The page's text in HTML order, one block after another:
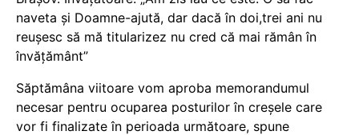
naveta și Doamne-ajută, dar dacă în doi,trei ani nu
reușesc să mă titularizez nu cred că mai rămân în
învățământ”
Săptămâna viitoare vom aproba memorandumul
necesar pentru ocuparea posturilor în creșele care
vor fi finalizate în perioada următoare, spune